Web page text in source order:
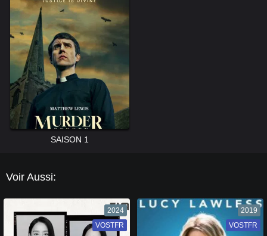
SAISON 1
Voir Aussi:
2024
VF
VOSTFR
2019
VF
VOSTFR